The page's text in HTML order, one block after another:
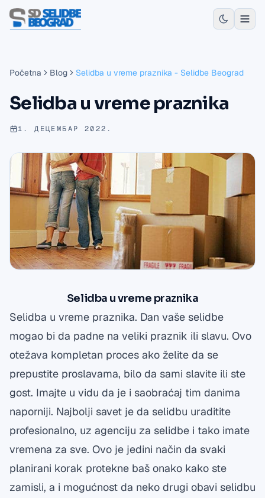
Početna Blog Selidba u vreme praznika - Selidbe Beograd
Selidba u vreme praznika
1. ДЕЦЕМБАР 2022.
Selidba u vreme praznika
Selidba u vreme praznika. Dan vaše selidbe
mogao bi da padne na veliki praznik ili slavu. Ovo
otežava kompletan proces ako želite da se
prepustite proslavama, bilo da sami slavite ili ste
gost. Imajte u vidu da je i saobraćaj tim danima
naporniji. Najbolji savet je da selidbu uraditite
profesionalno, uz agenciju za selidbe i tako imate
vremena za sve. Ovo je jedini način da svaki
planirani korak protekne baš onako kako ste
zamisli, a i mogućnost da neko drugi obavi selidbu